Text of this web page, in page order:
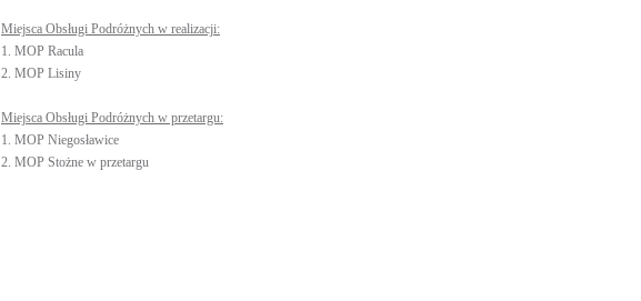
Miejsca Obsługi Podróżnych w realizacji:
1. MOP Racula
2. MOP Lisiny
Miejsca Obsługi Podróżnych w przetargu:
1. MOP Niegosławice
2. MOP Stożne w przetargu